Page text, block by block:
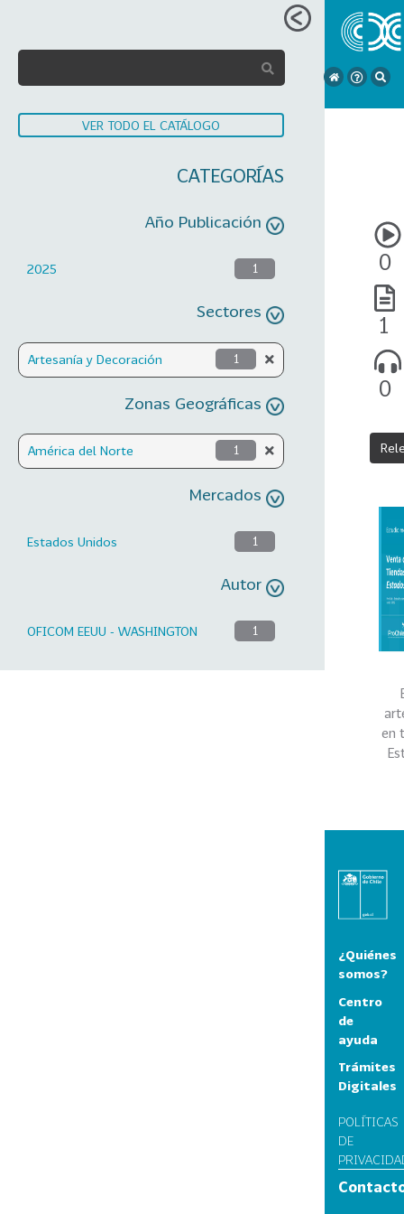
VER TODO EL CATÁLOGO
CATEGORÍAS
Año Publicación
2025 1
Sectores
Artesanía y Decoración 1
Zonas Geográficas
América del Norte 1
Mercados
Estados Unidos 1
Autor
OFICOM EEUU - WASHINGTON 1
0
1
0
en
¿Quiénes
somos?
Centro
de
ayuda
Trámites
Digitales
POLÍTICAS
DE